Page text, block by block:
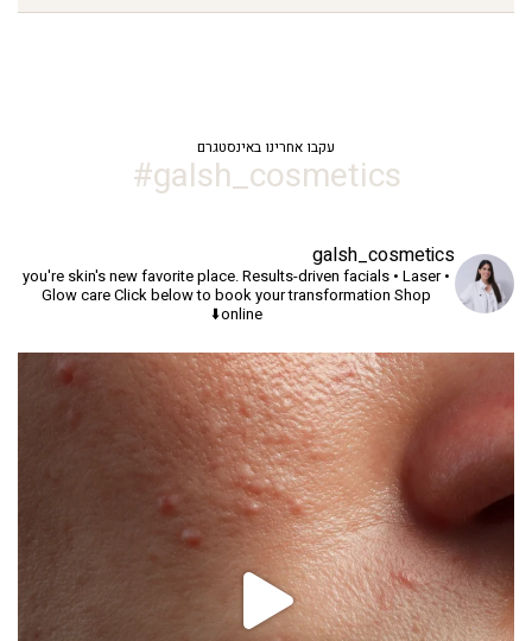
עקבו אחרינו באינסטגרם
galsh_cosmetics#
galsh_cosmetics
you're skin's new favorite place.Results-driven facials • Laser •
Glow careClick below to book your transformation Shop
online⬇️